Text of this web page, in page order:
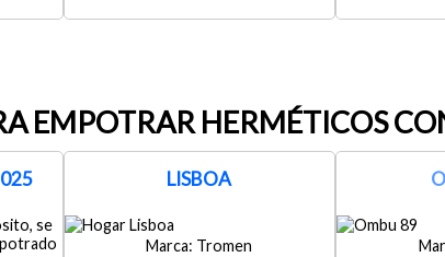
EMPOTRAR HERMÉTICOS
LISBOA
Tromen